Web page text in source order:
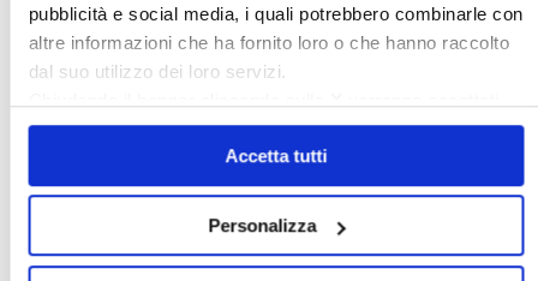
pubblicità e social media, i quali potrebbero combinarle con
altre informazioni che ha fornito loro o che hanno raccolto
dal suo utilizzo dei loro servizi.
solo i cookie necessari.
Accetta tutti
Personalizza
〉 Banche dati
Legislazione e prassi
»Legislazione
»Prassi
»Corte Costituzionale
»Locazione per uso diverso